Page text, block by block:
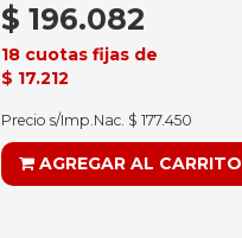
$ 196.082
18 cuotas fijas de
$ 17.212
Precio s/Imp.Nac. $ 177.450
AGREGAR AL CARRITO